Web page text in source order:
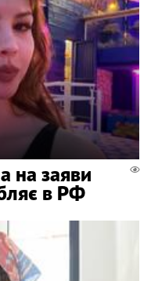
на заяви
в РФ